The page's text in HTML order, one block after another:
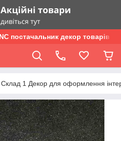
постачальник декор товарів
Склад 1 Декор для оформлення